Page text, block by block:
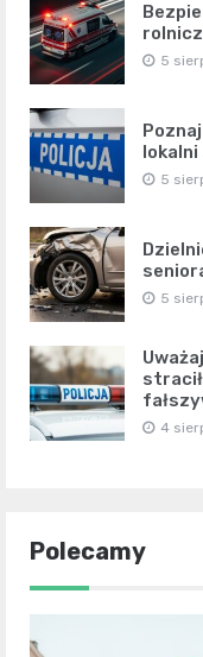
5
5
5
4
Polecamy